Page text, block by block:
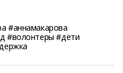
#аннамакарова
#волонтеры #дети